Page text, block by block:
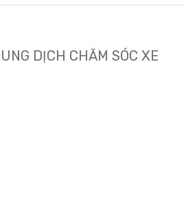
DỊCH CHĂM SÓC XE